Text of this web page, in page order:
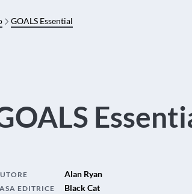
GOALS Essential
Alan Ryan
EDITRICE Black Cat